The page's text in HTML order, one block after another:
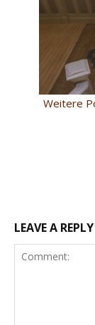
Weitere
LEAVE A REPLY